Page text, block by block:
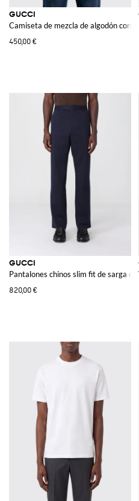
GUCCI
Camiseta de mezcla de algodón con
450,00 €
GUCCI
Pantalones chinos slim fit de sarga
820,00 €